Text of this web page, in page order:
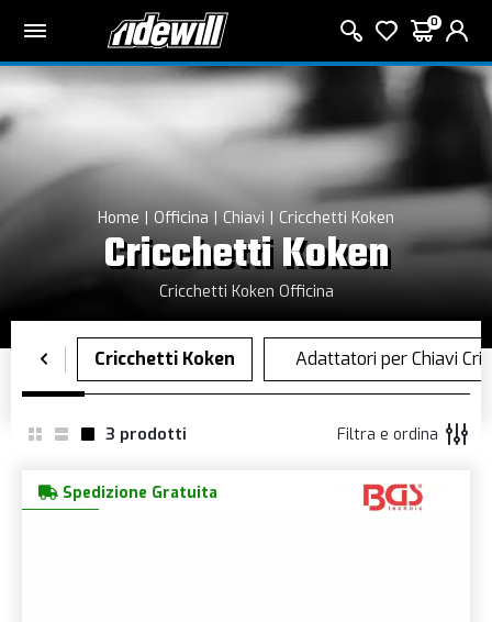
0
Home Officina Chiavi Cricchetti Koken
Cricchetti Koken
Cricchetti Koken Officina
3 prodotti Filtra e ordina
Spedizione Gratuita